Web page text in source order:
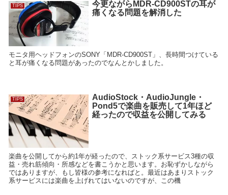
TIPS
今更ながらMDR-CD900STの耳が
痛くなる問題を解消した
モニタ用ヘッドフォンのSONY「MDR-CD900ST」、長時間つけている
と耳が痛くなる問題があったのでなんとかしました。
TIPS
AudioStock・AudioJungle・
Pond5で楽曲を販売して1年ほど
経ったので収益を公開してみる
楽曲を公開してから約1年が経ったので、ストック系サービス3種の収
益・売れ筋傾向・所感などを書こうかと思います。お恥ずかしながら
ではありますが、もし皆様の参考になればと。最近はあまりストック
系サービスには楽曲を上げれてはいないのですが、この機